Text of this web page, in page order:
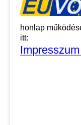
honlap
itt: